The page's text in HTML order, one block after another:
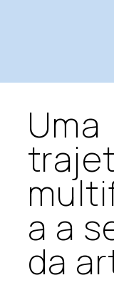
Uma
a a
da